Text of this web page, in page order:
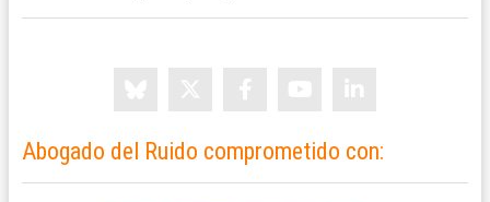
Abogado del Ruido comprometido con: